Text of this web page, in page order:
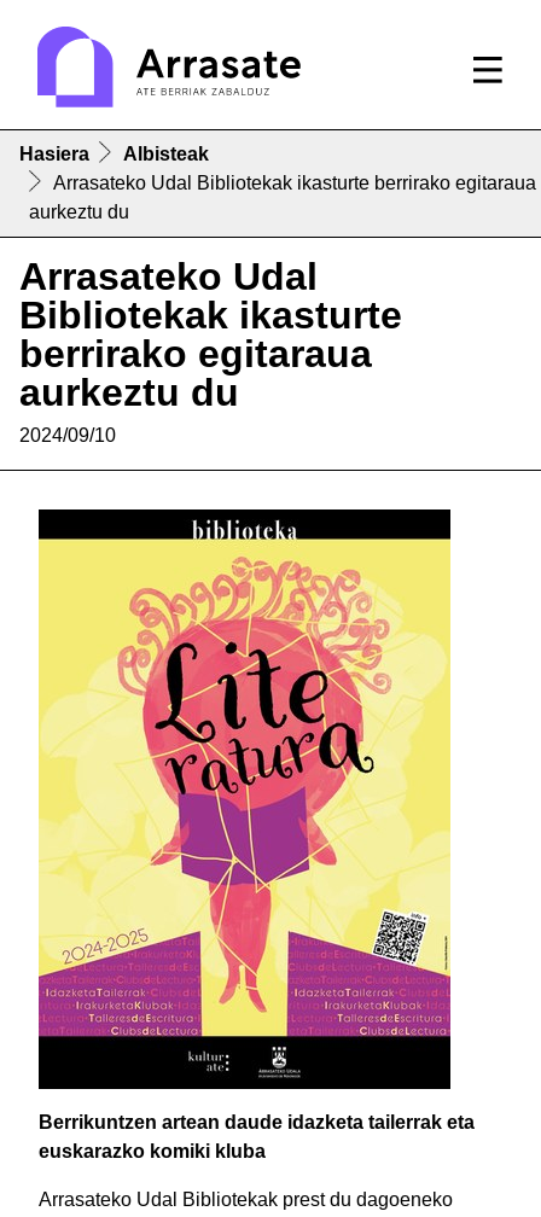
Hasiera
Albisteak
Arrasateko Udal Bibliotekak ikasturte berrirako egitaraua
aurkeztu du
Arrasateko Udal
Bibliotekak ikasturte
berrirako egitaraua
aurkeztu du
2024/09/10
Berrikuntzen artean daude idazketa tailerrak eta
euskarazko komiki kluba
Arrasateko Udal Bibliotekak prest du dagoeneko